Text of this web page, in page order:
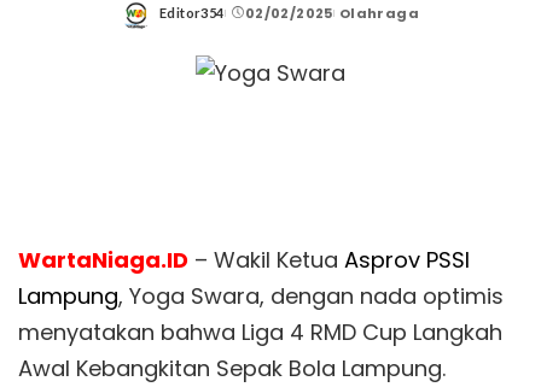
Posted
Editor354 02/02/2025 Olahraga
WartaNiaga.ID – Wakil Ketua Asprov PSSI
Lampung, Yoga Swara, dengan nada optimis
menyatakan bahwa Liga 4 RMD Cup Langkah
Awal Kebangkitan Sepak Bola Lampung.